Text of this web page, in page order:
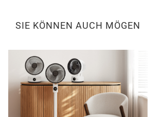
SIE KÖNNEN AUCH MÖGEN